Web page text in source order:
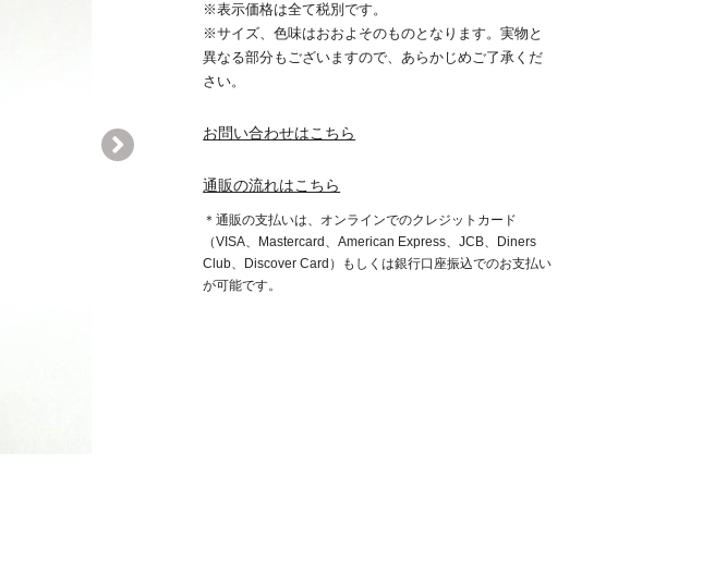
※表示価格は全て税別です。
※サイズ、色味はおおよそのものとなります。実物と
異なる部分もございますので、あらかじめご了承くだ
さい。
お問い合わせはこちら
通販の流れはこちら
＊通販の支払いは、オンラインでのクレジットカード
（VISA、Mastercard、American Express、JCB、Diners
Club、Discover Card）もしくは銀行口座振込でのお支払い
が可能です。